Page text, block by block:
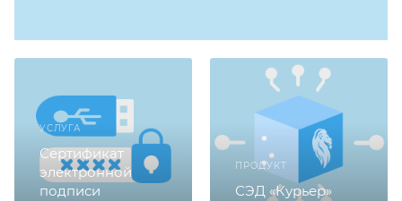
УСЛУГА
Сертификат
электронной
подписи
ПРОДУКТ
СЭД «Курьер»